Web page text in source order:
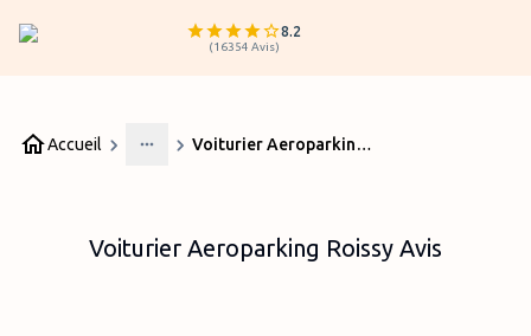
8.2
(16354 Avis)
Accueil
More
Voiturier Aeroparking Roissy Avis
Voiturier Aeroparking Roissy Avis